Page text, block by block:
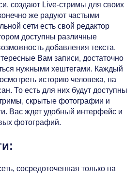
создают Live-стримы для своих
же радуют частыми
сети есть свой редактор
доступны различные
добавления текста.
Вам записи, достаточно
нужными хештегами. Каждый
историю человека, на
То есть для них будут доступны
скрытые фотографии и
Вас ждет удобный интерфейс и
фотографий.
сосредоточенная только на